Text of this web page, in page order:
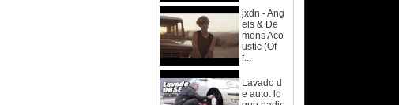
jxdn - Ang
els & De
mons Aco
ustic (Of
f...
Lavado d
e auto: lo